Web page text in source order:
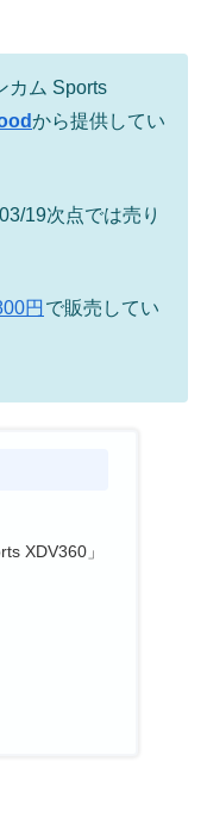
カム Sports
から提供してい
19次点では売り
円 で販売してい
XDV360」